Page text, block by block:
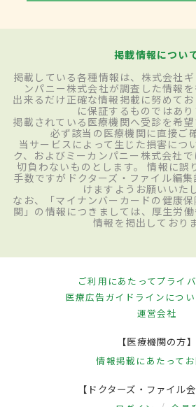
掲載情報につい
掲載している各種情報は、株式会社
ンパニー株式会社が調査した情報を
出来るだけ正確な情報掲載に努めて
に保証するものではあり
掲載されている医療機関へ受診を希
必ず該当の医療機関に直接ご
当サービスによって生じた損害につ
ク、およびミーカンパニー株式会社
切負わないものとします。 情報に誤
手数ですがドクターズ・ファイル編
けますようお願いいた
なお、「マイナンバーカードの健康
関」の情報につきましては、厚生労働
情報を掲出しており
ご利用にあたってプライ
医療広告ガイドラインにつ
運営会社
【医療機関の方】
情報掲載にあたって
【ドクターズ・ファイル